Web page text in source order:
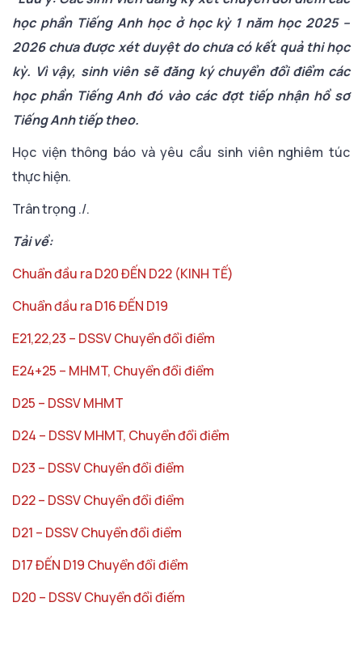
học phần Tiếng Anh học ở học kỳ 1 năm học 2025 –
2026 chưa được xét duyệt do chưa có kết quả thi học
kỳ. Vì vậy, sinh viên sẽ đăng ký chuyển đổi điểm các
học phần Tiếng Anh đó vào các đợt tiếp nhận hồ sơ
Tiếng Anh tiếp theo.
Học viện thông báo và yêu cầu sinh viên nghiêm túc
thực hiện.
Trân trọng ./.
Tải về:
Chuẩn đầu ra D20 ĐẾN D22 (KINH TẾ)
Chuẩn đầu ra D16 ĐẾN D19
E21,22,23 – DSSV Chuyển đổi điểm
E24+25 – MHMT, Chuyển đổi điểm
D25 – DSSV MHMT
D24 – DSSV MHMT, Chuyển đổi điểm
D23 – DSSV Chuyển đổi điểm
D22 – DSSV Chuyển đổi điểm
D21 – DSSV Chuyển đổi điểm
D17 ĐẾN D19 Chuyển đổi điểm
D20 – DSSV Chuyển đổi điếm